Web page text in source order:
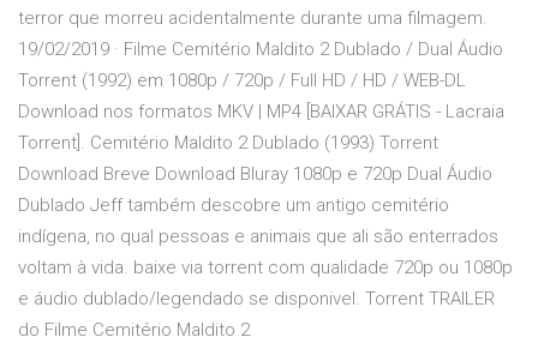
terror que morreu acidentalmente durante uma filmagem.
19/02/2019 · Filme Cemitério Maldito 2 Dublado / Dual Áudio
Torrent (1992) em 1080p / 720p / Full HD / HD / WEB-DL
Download nos formatos MKV | MP4 [BAIXAR GRÁTIS - Lacraia
Torrent]. Cemitério Maldito 2 Dublado (1993) Torrent
Download Breve Download Bluray 1080p e 720p Dual Áudio
Dublado Jeff também descobre um antigo cemitério
indígena, no qual pessoas e animais que ali são enterrados
voltam à vida. baixe via torrent com qualidade 720p ou 1080p
e áudio dublado/legendado se disponivel. Torrent TRAILER
do Filme Cemitério Maldito 2